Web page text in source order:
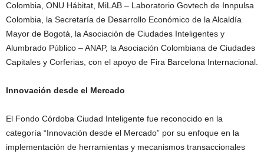
Colombia, ONU Hábitat, MiLAB – Laboratorio Govtech de Innpulsa
Colombia, la Secretaría de Desarrollo Económico de la Alcaldía
Mayor de Bogotá, la Asociación de Ciudades Inteligentes y
Alumbrado Público – ANAP, la Asociación Colombiana de Ciudades
Capitales y Corferias, con el apoyo de Fira Barcelona Internacional.
Innovación desde el Mercado
El Fondo Córdoba Ciudad Inteligente fue reconocido en la
categoría “Innovación desde el Mercado” por su enfoque en la
implementación de herramientas y mecanismos transaccionales